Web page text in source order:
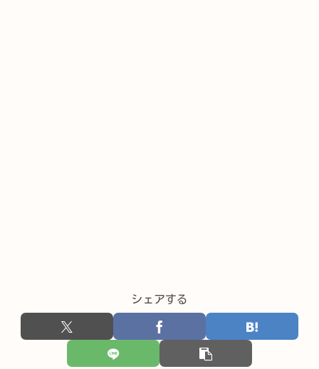
シェアする